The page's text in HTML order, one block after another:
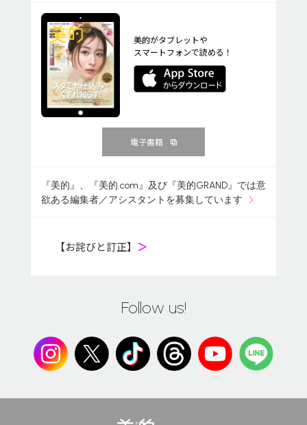
美的がタブレットや
スマートフォンで読める！
電子書籍
『美的』、『美的.com』及び『美的GRAND』では意
欲ある編集者／アシスタントを募集しています
【お詫びと訂正】 ＞
Follow us!